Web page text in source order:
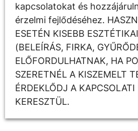
kapcsolatokat és
érzelmi fejlődéséhez.
ESETÉN KISEBB
(BELEÍRÁS, FIRKA,
ELŐFORDULHATNAK, HA
SZERETNÉL A KISZEMELT
ÉRDEKLŐDJ A KAPCSOLATI
KERESZTÜL.